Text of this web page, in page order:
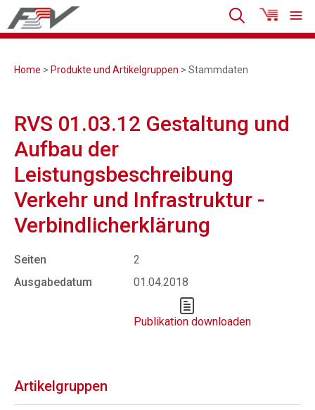
Home > Produkte und Artikelgruppen > Stammdaten
RVS 01.03.12 Gestaltung und
Aufbau der
Leistungsbeschreibung
Verkehr und Infrastruktur -
Verbindlicherklärung
Seiten
2
Ausgabedatum
01.04.2018
Publikation downloaden
Artikelgruppen